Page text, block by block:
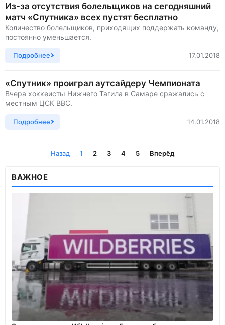
Из-за отсутствия болельщиков на сегодняшний
матч «Спутника» всех пустят бесплатно
Количество болельщиков, приходящих поддержать команду,
постоянно уменьшается.
Подробнее 17.01.2018
«Спутник» проиграл аутсайдеру Чемпионата
Вчера хоккеисты Нижнего Тагила в Самаре сражались с
местным ЦСК ВВС.
Подробнее 14.01.2018
Назад 1 2 3 4 5 Вперёд
ВАЖНОЕ